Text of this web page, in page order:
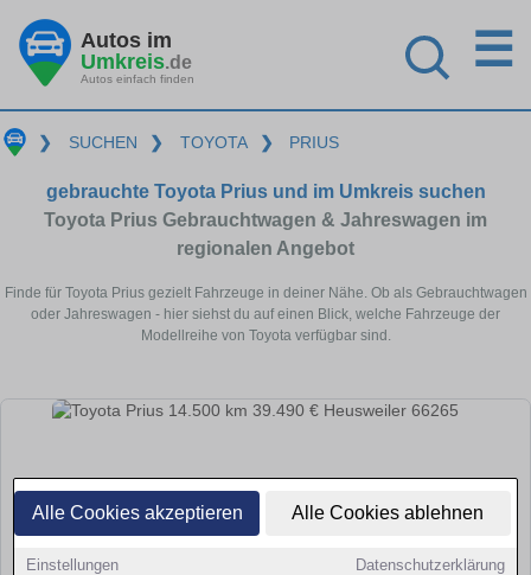
Alle Cookies akzeptieren Alle Cookies ablehnen
Einstellungen Datenschutzerklärung
Autos im
Umkreis.de
Autos einfach finden
☰
❯ SUCHEN ❯ TOYOTA ❯ PRIUS
gebrauchte Toyota Prius und im Umkreis suchen
Toyota Prius Gebrauchtwagen & Jahreswagen im
regionalen Angebot
Finde für Toyota Prius gezielt Fahrzeuge in deiner Nähe. Ob als Gebrauchtwagen
oder Jahreswagen - hier siehst du auf einen Blick, welche Fahrzeuge der
Modellreihe von Toyota verfügbar sind.